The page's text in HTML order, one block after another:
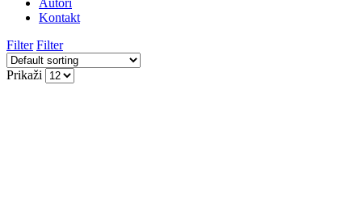
Autori
Kontakt
Filter Filter
Prikaži